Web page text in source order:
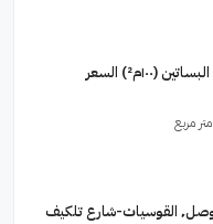
دار زراعي للبيع في حي البساتين (١٠٠م²) السعر
متر مربع
دار سكني للبيع في الموصل٬ القوسيات-شارع تلكيف